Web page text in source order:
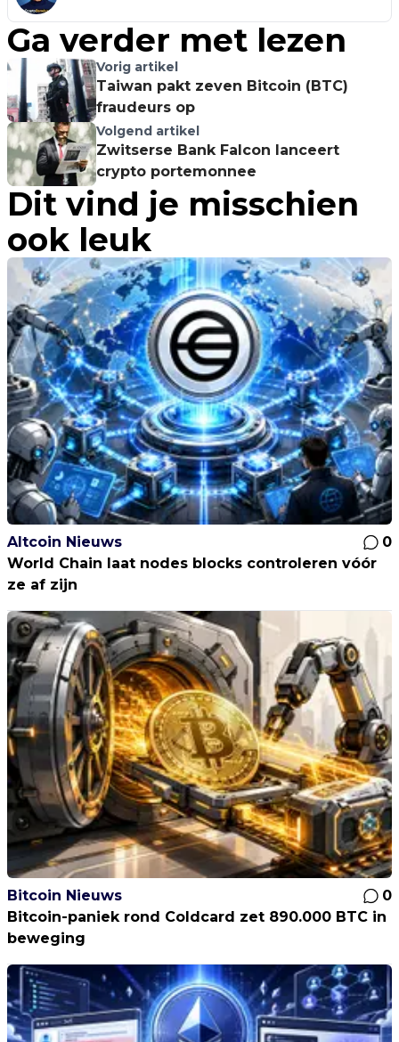
Ga verder met lezen
Vorig artikel
Taiwan pakt zeven Bitcoin (BTC)
fraudeurs op
Volgend artikel
Zwitserse Bank Falcon lanceert
crypto portemonnee
Dit vind je misschien
ook leuk
Altcoin Nieuws
0
World Chain laat nodes blocks controleren vóór
ze af zijn
Bitcoin Nieuws
0
Bitcoin-paniek rond Coldcard zet 890.000 BTC in
beweging